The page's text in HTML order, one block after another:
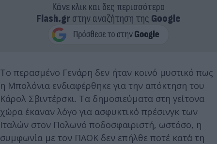
Κάνε κλικ και δες περισσότερο
Flash.grστην αναζήτηση της Google
Το περασμένο Γενάρη δεν ήταν κοινό μυστικό πως
η Μπολόνια ενδιαφέρθηκε για την απόκτηση του
Κάρολ Σβιντέρσκι. Τα δημοσιεύματα στη γείτονα
χώρα έκαναν λόγο για ασφυκτικό πρέσινγκ των
Ιταλών στον Πολωνό ποδοσφαιριστή, ωστόσο, η
συμφωνία με τον ΠΑΟΚ δεν επήλθε ποτέ κατά τη